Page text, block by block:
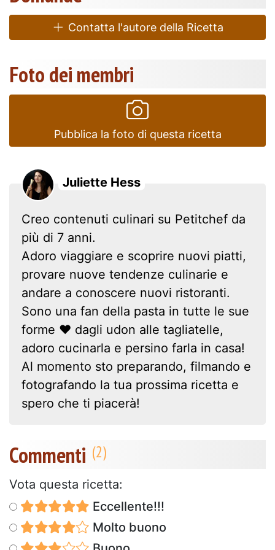
Contatta l'autore della Ricetta
Foto dei membri
Pubblica la foto di questa ricetta
Juliette Hess
Creo contenuti culinari su Petitchef da
più di 7 anni.
Adoro viaggiare e scoprire nuovi piatti,
provare nuove tendenze culinarie e
andare a conoscere nuovi ristoranti.
Sono una fan della pasta in tutte le sue
forme ❤ dagli udon alle tagliatelle,
adoro cucinarla e persino farla in casa!
Al momento sto preparando, filmando e
fotografando la tua prossima ricetta e
spero che ti piacerà!
Commenti
Vota questa ricetta:
Eccellente!!!
Molto buono